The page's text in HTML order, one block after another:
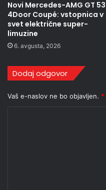
Novi Mercedes-AMG GT 53
4Door Coupé: vstopnica v
svet električne super-
limuzine
6. avgusta, 2026
Dodaj odgovor
Vaš e-naslov ne bo objavljen. *